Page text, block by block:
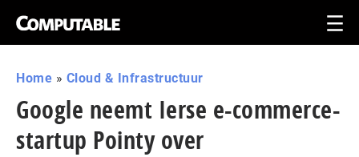
Home » Cloud & Infrastructuur
Google neemt Ierse e-commerce-
startup Pointy over